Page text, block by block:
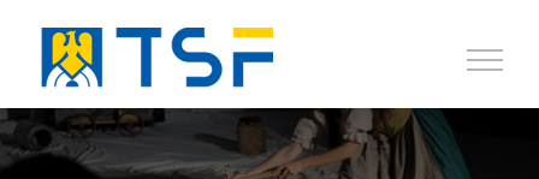
contenuto